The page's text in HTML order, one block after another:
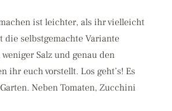
ist leichter, als ihr vielleicht
die selbstgemachte Variante
Salz und genau den
ihr euch vorstellt. Los geht’s! Es
Neben Tomaten, Zucchini